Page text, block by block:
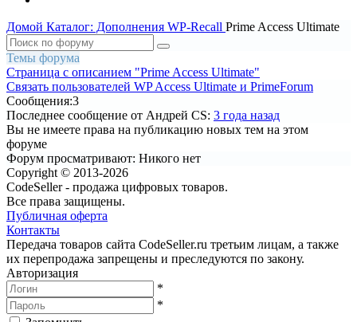
Домой Каталог: Дополнения WP-Recall Prime Access Ultimate
Темы форума
Страница c описанием "Prime Access Ultimate"
Связать пользователей WP Access Ultimate и PrimeForum
Сообщения:3
Последнее сообщение от Андрей CS: 3 года назад
Вы не имеете права на публикацию новых тем на этом
форуме
Форум просматривают: Никого нет
Copyright © 2013-2026
CodeSeller - продажа цифровых товаров.
Все права защищены.
Публичная оферта
Контакты
Передача товаров сайта CodeSeller.ru третьим лицам, а также
их перепродажа запрещены и преследуются по закону.
Авторизация
*
*